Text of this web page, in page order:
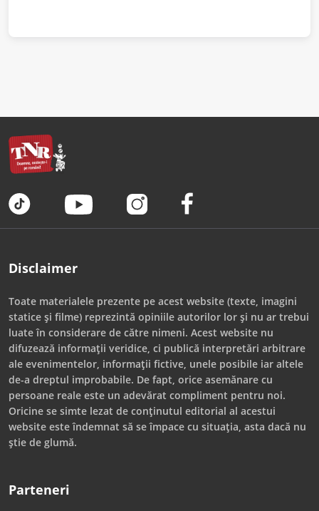
Disclaimer
Toate materialele prezente pe acest website (texte, imagini
statice și filme) reprezintă opiniile autorilor lor și nu ar trebui
luate în considerare de către nimeni. Acest website nu
difuzează informații veridice, ci publică interpretări arbitrare
ale evenimentelor, informații fictive, unele posibile iar altele
de-a dreptul improbabile. De fapt, orice asemănare cu
persoane reale este un adevărat compliment pentru noi.
Oricine se simte lezat de conținutul editorial al acestui
website este îndemnat să se împace cu situația, asta dacă nu
știe de glumă.
Parteneri